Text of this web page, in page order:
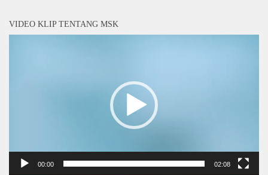
VIDEO KLIP TENTANG MSK
00:00 02:08